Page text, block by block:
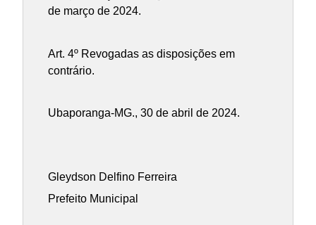
de março de 2024.
Art. 4º Revogadas as disposições em
contrário.
Ubaporanga-MG., 30 de abril de 2024.
Gleydson Delfino Ferreira
Prefeito Municipal